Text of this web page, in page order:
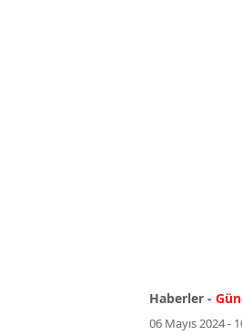
Haberler -
06 Mayıs 2024 -